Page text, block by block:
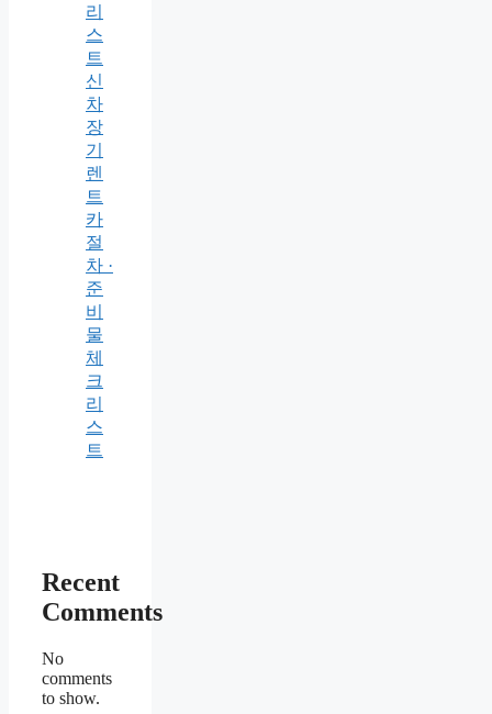
리
스
트
신
차
장
기
렌
트
카
절
차 ·
준
비
물
체
크
리
스
트
Recent
Comments
No
comments
to show.